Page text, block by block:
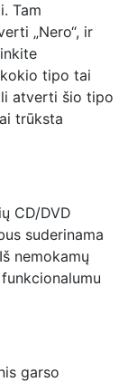
Tam
„Nero“, ir
kokio tipo tai
atverti šio tipo
trūksta
CD/DVD
suderinama
nemokamų
garso